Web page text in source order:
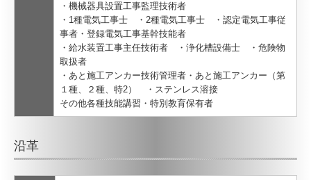
・機械器具設置工事監理技術者
・1種電気工事士 ・2種電気工事士 ・認定電気工事従
事者・登録電気工事基幹技能者
・給水装置工事主任技術者 ・浄化槽設備士 ・危険物
取扱者
・あと施工アンカー技術管理者・あと施工アンカー（第
１種、２種、特2） ・ステンレス溶接
その他各種技能講習・特別教育保有者
沿革